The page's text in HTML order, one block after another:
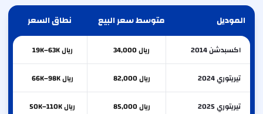
الموديل متوسط سعر البيع نطاق السعر
اكسبدشن 2014 ريال 34,000 ريال 19K–63K
تيريتوري 2024 ريال 82,000 ريال 66K–98K
تيريتوري 2025 ريال 85,000 ريال 50K–110K